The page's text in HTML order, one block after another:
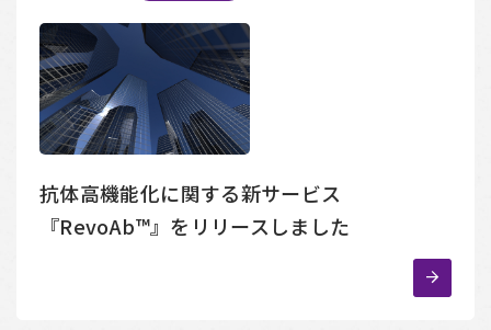
抗体高機能化に関する新サービス
『RevoAb™』をリリースしました